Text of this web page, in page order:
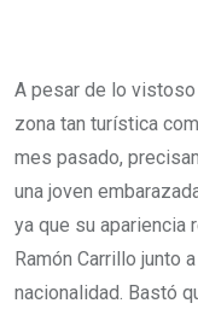
A pesar de lo
zona tan turística
mes pasado,
una joven
ya que su apariencia
Ramón Carrillo junto
nacionalidad. Bastó